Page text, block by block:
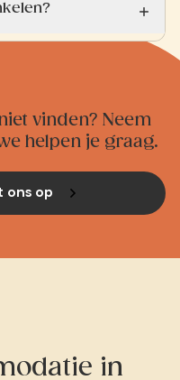
vinden? Neem
helpen je graag.
ons op
in